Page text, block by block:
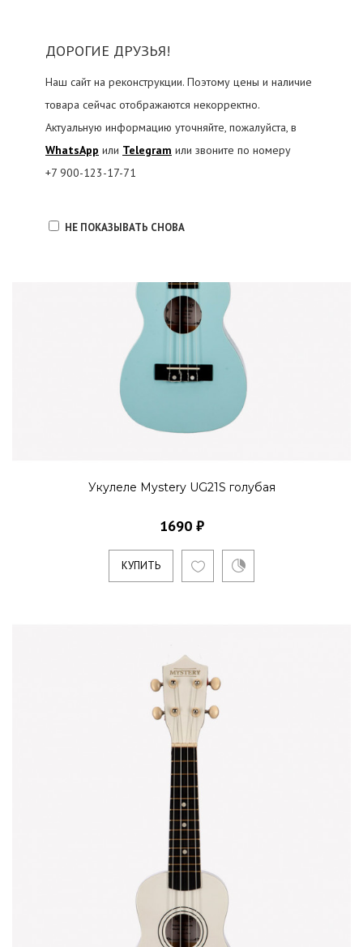
ДОРОГИЕ ДРУЗЬЯ!
Наш сайт на реконструкции. Поэтому цены и наличие
товара сейчас отображаются некорректно.
Актуальную информацию уточняйте, пожалуйста, в
WhatsApp или Telegram или звоните по номеру
+7 900-123-17-71
НЕ ПОКАЗЫВАТЬ СНОВА
Укулеле Mystery UG21S голубая
1690 ₽
КУПИТЬ